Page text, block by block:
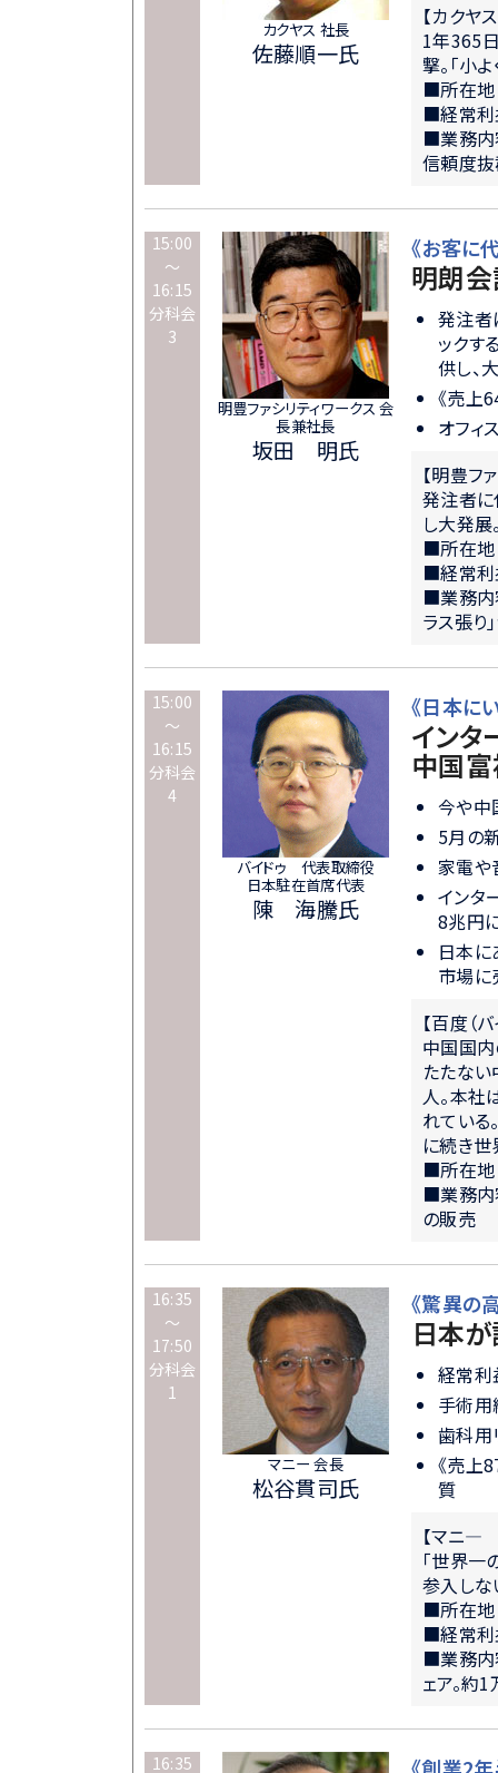
カクヤス 社長
佐藤順一氏
【カクヤ
1年365
撃。「小
■所在
■経常
■業務内
信頼度
15:00
～
16:15
分科会
3
明豊ファシリティワークス 会
長兼社長
坂田 明氏
《お客に
明朗
発注者
ックす
供し、
《売上
オフィ
【明豊フ
発注者に
し大発
■所在
■経常利
■業務内
ラス張り
15:00
～
16:15
分科会
4
バイドゥ 代表取締役
日本駐在首席代表
陳 海騰氏
《日本に
インタ
中国
今や中
5月の
家電や
インタ
8兆円
日本に
市場に
【百度（バ
中国国内
たたない
人。本社
れている
に続き世
■所在
■業務内
の販売
16:35
～
17:50
分科会
1
マニー 会長
松谷貫司氏
《驚異の
日本
経常利
手術用
歯科用
《売上
質
【マニ―
「世界一
参入し
■所在
■経常
■業務内
ェア。約
16:35